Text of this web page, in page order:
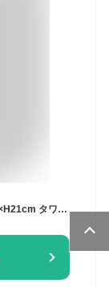
山崎実業 キッチンスタンド ホワイト 約W28×D12×H21cm タワー 6777